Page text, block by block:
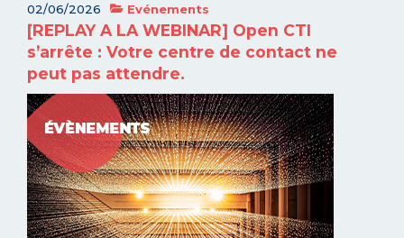
02/06/2026 Evénements
[REPLAY A LA WEBINAR] Open CTI
s’arrête : Votre centre de contact ne
peut pas attendre.